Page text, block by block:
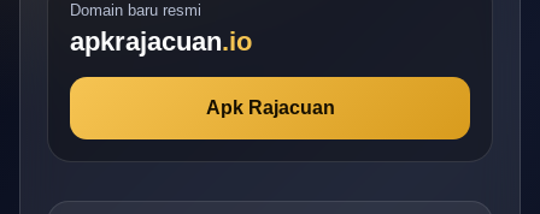
Domain baru resmi
apkrajacuan.io
Apk Rajacuan